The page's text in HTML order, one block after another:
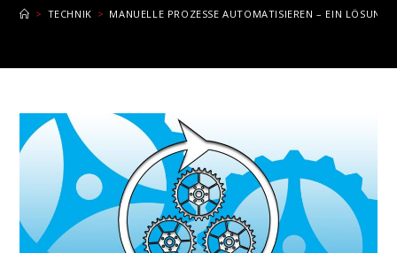
> TECHNIK > MANUELLE PROZESSE AUTOMATISIEREN – EIN